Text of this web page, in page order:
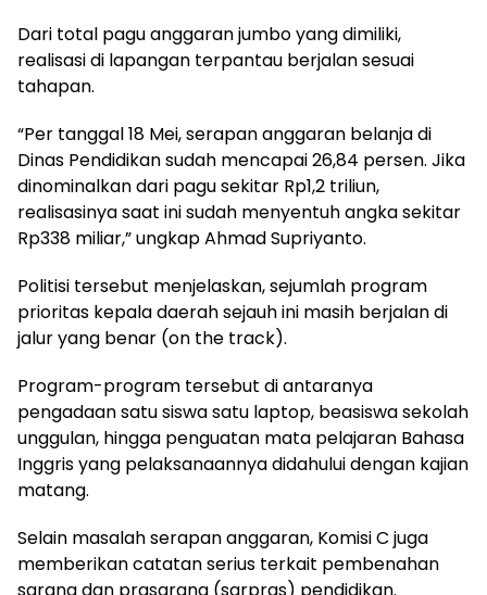
Dari total pagu anggaran jumbo yang dimiliki,
realisasi di lapangan terpantau berjalan sesuai
tahapan.
​“Per tanggal 18 Mei, serapan anggaran belanja di
Dinas Pendidikan sudah mencapai 26,84 persen. Jika
dinominalkan dari pagu sekitar Rp1,2 triliun,
realisasinya saat ini sudah menyentuh angka sekitar
Rp338 miliar,” ungkap Ahmad Supriyanto.
​Politisi tersebut menjelaskan, sejumlah program
prioritas kepala daerah sejauh ini masih berjalan di
jalur yang benar (on the track).
Program-program tersebut di antaranya
pengadaan satu siswa satu laptop, beasiswa sekolah
unggulan, hingga penguatan mata pelajaran Bahasa
Inggris yang pelaksanaannya didahului dengan kajian
matang.
​Selain masalah serapan anggaran, Komisi C juga
memberikan catatan serius terkait pembenahan